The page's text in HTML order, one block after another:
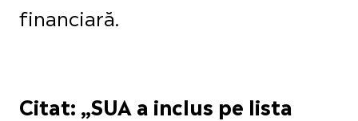
financiară.
Citat: „SUA a inclus pe lista